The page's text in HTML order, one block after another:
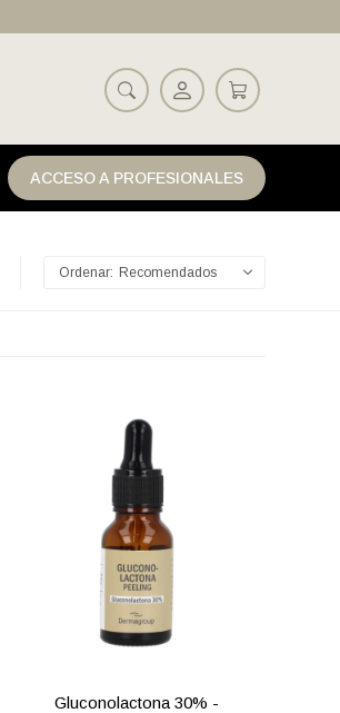
ACCESO A PROFESIONALES
Recomendados
Gluconolactona 30% -